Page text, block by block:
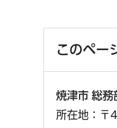
このペー
焼津市 総
所在地：〒